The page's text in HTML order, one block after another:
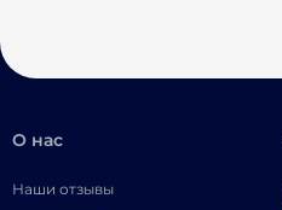
О нас
Наши отзывы